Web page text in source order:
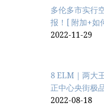
多伦多市实行
报！[ 附加+如
2022-11-29
8 ELM｜两大
正中心央街极
2022-08-18